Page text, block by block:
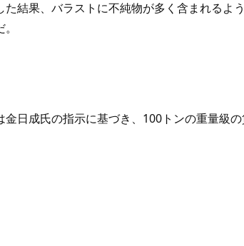
結果、バラストに不純物が多く含まれるよ
日成氏の指示に基づき、100トンの重量級